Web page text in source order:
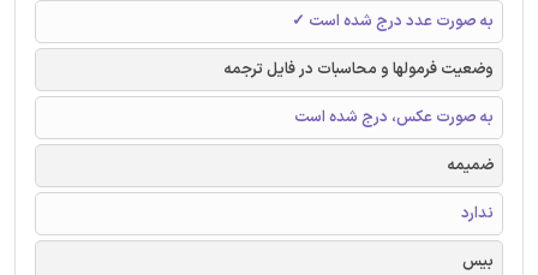
به صورت عدد درج شده است ✓
وضعیت فرمولها و محاسبات در فایل ترجمه
به صورت عکس، درج شده است
ضمیمه
ندارد
بیس